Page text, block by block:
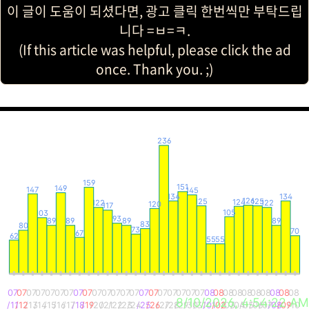
이 글이 도움이 되셨다면, 광고 클릭 한번씩만 부탁드립
니다 =ㅂ=ㅋ.
(If this article was helpful, please click the ad
once. Thank you. ;)
70
134
89
122
125
126
124
105
55
55
125
145
151
134
236
120
83
73
89
93
117
122
159
67
89
149
89
103
147
80
62
08
/10
08
/09
08
/08
08
/07
08
/06
08
/05
08
/04
08
/03
08
/02
08
/01
07
/31
07
/30
07
/29
07
/28
07
/27
07
/26
07
/25
07
/24
07
/23
07
/22
07
/21
07
/20
07
/19
07
/18
07
/17
07
/16
07
/15
07
/14
07
/13
07
/12
07
/11
8/10/2026, 4:54:22 AM